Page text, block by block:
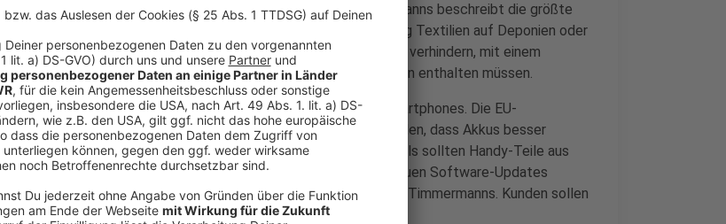
Kommission mit ihrem Kommisions-Vizepräsident Frans Timmermanns beschreibt die größte
Problemstelle - Kleidung: "Jede Sekunde landet eine LKW-Ladung Textilien auf Deponien oder
in Verbrennungsanlagen." Die EU will diese Energieverschwendung verhindern, mit einem
bestimmten Anteil an recycelten Textilfasern, die neue Klamotten enthalten müssen.
In Sachen Elektro ist auch viel Luft nach oben - vor allem bei Smartphones. Die EU-
Kommission stellt sich vor, dass Geräte ab sofort so gebaut werden, dass Akkus besser
austauschbar sind oder cleverer repariert werden können. Ebenfalls sollten Handy-Teile aus
recyceltem Material stammen. "Alte Smartphones können mit neuen Software-Updates
ausgestattet werden, ohne dabei die Leistung zu schwächen", so Timmermanns. Kunden sollen
dadurch nicht zum Neukauf animiert werden.